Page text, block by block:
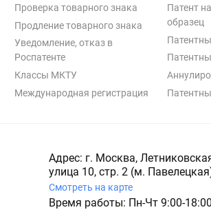
Проверка товарного знака
Продление товарного знака
Уведомление, отказ в
Роспатенте
Классы МКТУ
Международная регистрация
Патент
образец
Адрес: г. Москва,
улица 10, стр. 2 (м.
Смотреть на карте
Время работы: Пн-Чт 9:00-